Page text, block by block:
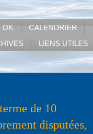
OK
CALENDRIER
LIENS UTILES
de 10
disputées,